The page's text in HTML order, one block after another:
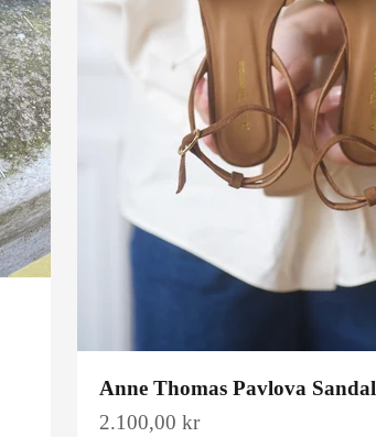
Anne Thomas Pavlova Sandal
Salgspris
2.100,00 kr